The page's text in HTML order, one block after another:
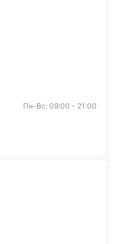
Пн-Вс: 09:00 - 21:00